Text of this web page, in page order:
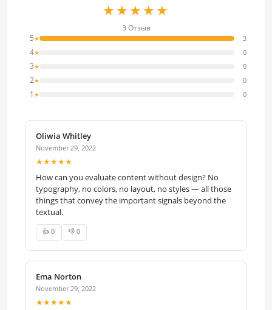
★★★★★
3 Отзыв
5★ 3
4★ 0
3★ 0
2★ 0
1 ★ 0
Oliwia Whitley
November 29, 2022
★★★★★
How can you evaluate content without design? No
typography, no colors, no layout, no styles — all those
things that convey the important signals beyond the
textual.
👍 0 👎 0
Ema Norton
November 29, 2022
★★★★★